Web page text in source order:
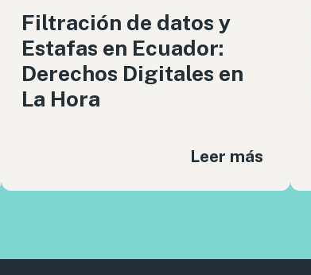
Filtración de datos y
Estafas en Ecuador:
Derechos Digitales en
La Hora
Leer más